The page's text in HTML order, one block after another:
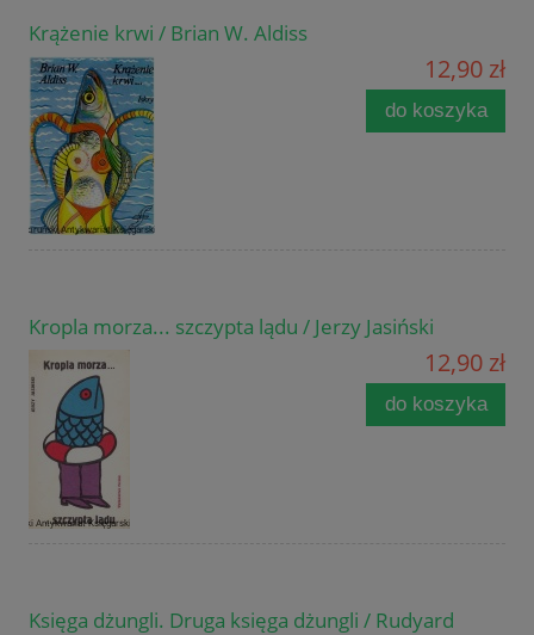
Krążenie krwi / Brian W. Aldiss
12,90 zł
do koszyka
Kropla morza... szczypta lądu / Jerzy Jasiński
12,90 zł
do koszyka
Księga dżungli. Druga księga dżungli / Rudyard